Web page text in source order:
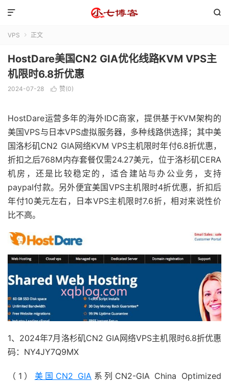


VPS  正文
HostDare美国CN2 GIA优化线路KVM VPS主
机限时6.8折优惠
2024-07-28  赞(0)
HostDare运营多年的海外IDC商家，提供基于KVM架构的
美国VPS与日本VPS虚拟服务器，多种线路供选择；其中美
国洛杉矶CN2 GIA网络KVM VPS主机限时年付6.8折优惠，
折扣之后768M内存套餐仅需24.27美元，位于洛杉矶CERA
机房，还是比较稳定的，适合建站与办公业务，支持
paypal付款。另外便宜美国VPS主机限时4折优惠，折扣后
年付10美元左右，日本VPS主机限时7.6折，相对来说性价
比不高。
1、2024年7月洛杉矶CN2 GIA网络VPS主机限时6.8折优惠
码：NY4JY7Q9MX
（1） 美国CN2 GIA 系列CN2-GIA China Optimized